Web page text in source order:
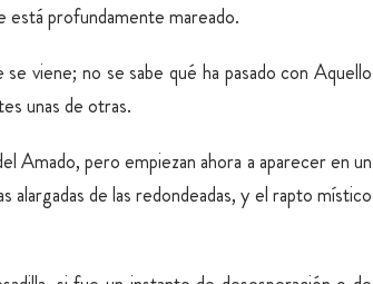
está profundamente mareado.
viene; no se sabe qué ha pasado con Aquello
unas de otras.
Amado, pero empiezan ahora a aparecer en un
de las redondeadas, y el rapto místico